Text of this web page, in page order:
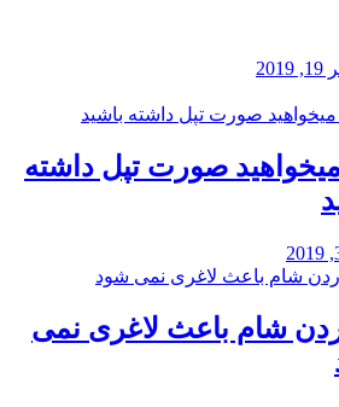
میخواهید صورت تپل داشته
شام باعث لاغری نمی